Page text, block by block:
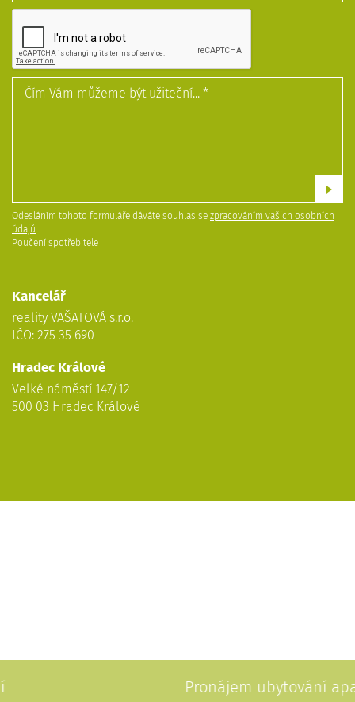
Odesláním tohoto formuláře dáváte souhlas se zpracováním vašich osobních
údajů.
Poučení spotřebitele
Kancelář
reality VAŠATOVÁ s.r.o.
IČO: 275 35 690
Hradec Králové
Velké náměstí 147/12
500 03 Hradec Králové